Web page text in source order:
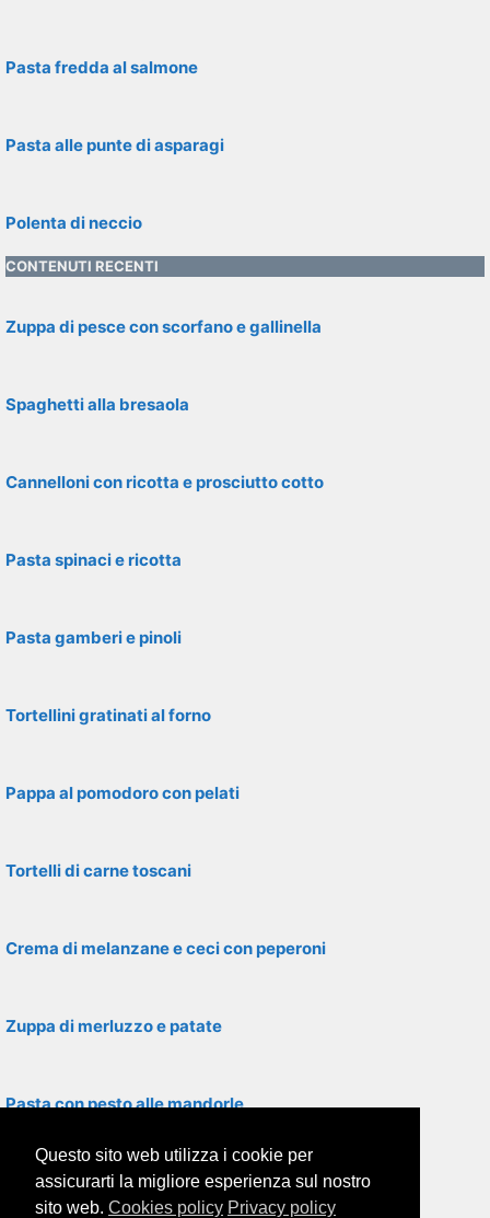
Pasta fredda al salmone
Pasta alle punte di asparagi
Polenta di neccio
CONTENUTI RECENTI
Zuppa di pesce con scorfano e gallinella
Spaghetti alla bresaola
Cannelloni con ricotta e prosciutto cotto
Pasta spinaci e ricotta
Pasta gamberi e pinoli
Tortellini gratinati al forno
Pappa al pomodoro con pelati
Tortelli di carne toscani
Crema di melanzane e ceci con peperoni
Zuppa di merluzzo e patate
Pasta con pesto alle mandorle
Polenta con farina di mais
Questo sito web utilizza i cookie per
assicurarti la migliore esperienza sul nostro
sito web. Cookies policy Privacy policy